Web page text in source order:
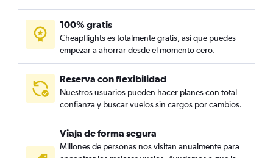
100% gratis
Cheapflights es totalmente gratis, así que puedes
empezar a ahorrar desde el momento cero.
Reserva con flexibilidad
Nuestros usuarios pueden hacer planes con total
confianza y buscar vuelos sin cargos por cambios.
Viaja de forma segura
Millones de personas nos visitan anualmente para